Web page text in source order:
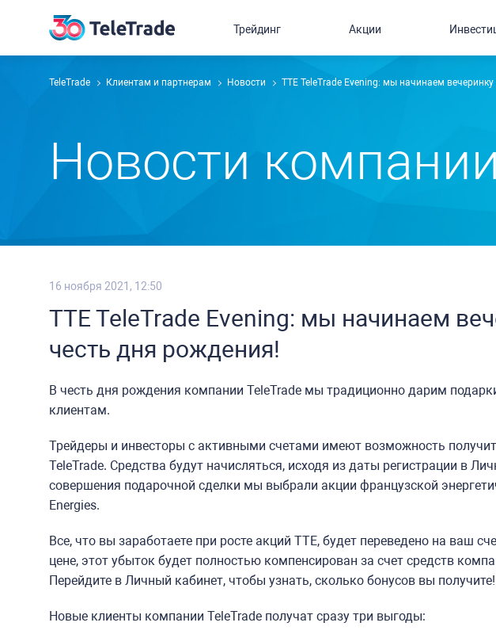
TeleTrade Клиентам и партнерам Новости TTE TeleTrade Evening: мы начинаем
Новости компании
16 ноября 2021, 12:50
TTE TeleTrade Evening: мы начинаем
честь дня рождения!
В честь дня рождения компании TeleTrade мы традиционно дарим
клиентам.
Трейдеры и инвесторы с активными счетами имеют возможность
TeleTrade. Средства будут начисляться, исходя из даты регистрации в
совершения подарочной сделки мы выбрали акции французской
Energies.
Все, что вы заработаете при росте акций TTE, будет переведено на ваш
цене, этот убыток будет полностью компенсирован за счет средств
Перейдите в Личный кабинет, чтобы узнать, сколько бонусов вы получите!
Новые клиенты компании TeleTrade получат сразу три выгоды:
Трейдинг Акции